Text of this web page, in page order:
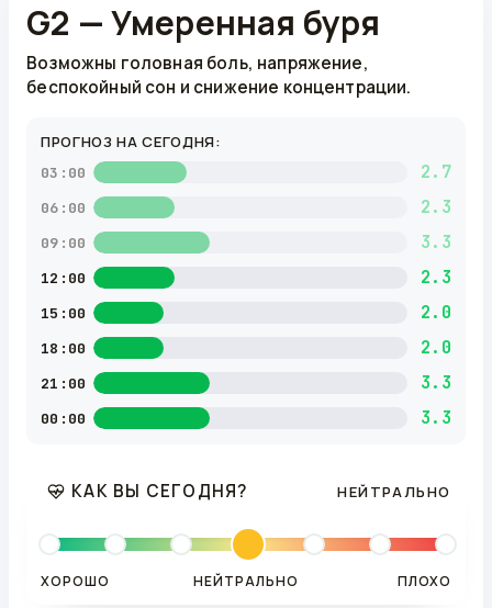
G2 — Умеренная буря
Возможны головная боль, напряжение,
беспокойный сон и снижение концентрации.
ПРОГНОЗ НА СЕГОДНЯ:
03:00 2.7
06:00 2.3
09:00 3.3
12:00 2.3
15:00 2.0
18:00 2.0
21:00 3.3
00:00 3.3
КАК ВЫ СЕГОДНЯ? НЕЙТРАЛЬНО
ХОРОШО НЕЙТРАЛЬНО ПЛОХО